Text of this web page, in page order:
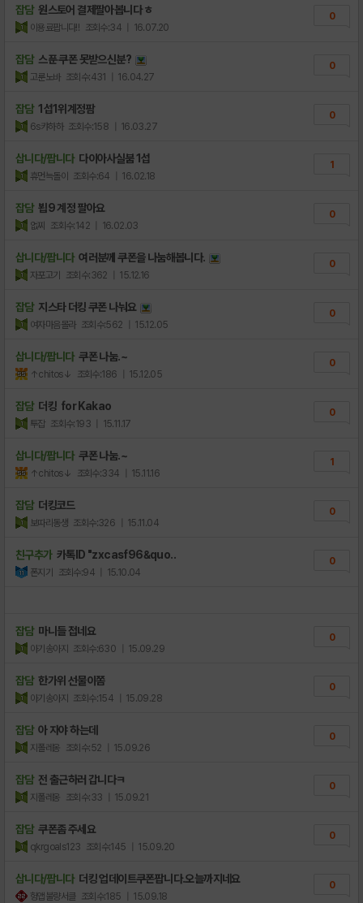
잡담 원스토어 결제팔아봅니다 ㅎ
이용료팝니다!! 조회수:34 | 16.07.20
0
잡담 스푼 쿠폰 못받으신분?
고룬노바 조회수:431 | 16.04.27
0
잡담 1섭1위계정팜
6s캬하하 조회수:158 | 16.03.27
0
삽니다/팝니다 다이아사실붐 1섭
휴먼늑돌이 조회수:64 | 16.02.18
1
잡담 뵙9 계정 팔아요
없찌 조회수:142 | 16.02.03
0
삽니다/팝니다 여러분께 쿠폰을 나눔해봅니다.
자포고기 조회수:362 | 15.12.16
0
잡담 지스타 더킹 쿠폰 나눠요
여자마음몰라 조회수:562 | 15.12.05
0
삽니다/팝니다 쿠폰 나눔.~
↑chitos↓ 조회수:186 | 15.12.05
0
잡담 더킹 for Kakao
투잡 조회수:193 | 15.11.17
0
삽니다/팝니다 쿠폰 나눔.~
↑chitos↓ 조회수:334 | 15.11.16
1
잡담 더킹코드
보따리동생 조회수:326 | 15.11.04
0
친구추가 카톡ID "zxcasf96&quo..
폰지기 조회수:94 | 15.10.04
0
잡담 마니들 접네요
아기송아지 조회수:630 | 15.09.29
0
잡담 한가위 선물이쫌
아기송아지 조회수:154 | 15.09.28
0
잡담 아 자야 하는데
지폴레옹 조회수:52 | 15.09.26
0
잡담 전 출근하러 갑니다ㅋ
지폴레옹 조회수:33 | 15.09.21
0
잡담 쿠폰좀 주세요
qkrgoals123 조회수:145 | 15.09.20
0
삽니다/팝니다 더킹 업데이트쿠폰팝니다.오늘까지네요
헝앱불량서클 조회수:185 | 15.09.18
0